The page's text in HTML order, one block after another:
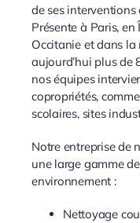
de ses
Présente à Paris,
Occitanie et dans la
aujourd’hui plus de
nos équipes
copropriétés,
scolaires, sites
Notre entreprise de
une large gamme
environnement :
Nettoyage